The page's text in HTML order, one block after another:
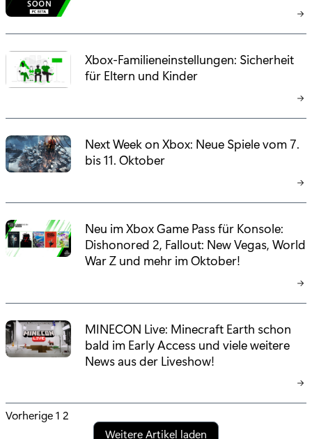
Xbox-Familieneinstellungen: Sicherheit
für Eltern und Kinder
Next Week on Xbox: Neue Spiele vom 7.
bis 11. Oktober
Neu im Xbox Game Pass für Konsole:
Dishonored 2, Fallout: New Vegas, World
War Z und mehr im Oktober!
MINECON Live: Minecraft Earth schon
bald im Early Access und viele weitere
News aus der Liveshow!
P
Vorherige1 2
Weitere Artikel laden